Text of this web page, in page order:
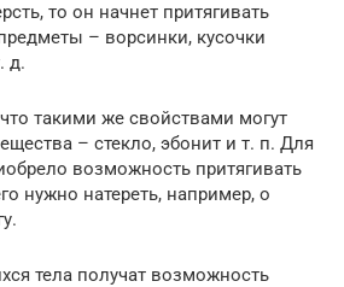
то он начнет притягивать
– ворсинки, кусочки
д.
такими же свойствами могут
– стекло, эбонит и т. п. Для
возможность притягивать
нужно натереть, например, о
тела получат возможность